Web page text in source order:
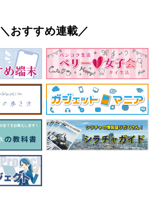
＼おすすめ連載／